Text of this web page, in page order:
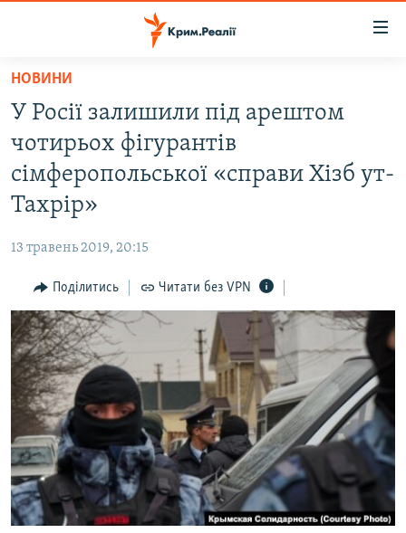
Перейти
основного
матеріалу
Перейти
до
основної
Перейти
пошуку
ВІДЕО ТА ФОТО
ПОЛІТИКА
ПОГЛЯД
ІНТЕРВ'Ю
ВСЕ ЗА ДЕНЬ
СПЕЦПРОЕКТИ
ДЕПОРТАЦІЯ
ВІДЕОУРОКИ «ELIFBE»
СВІДЧЕННЯ ОКУПАЦІЇ
УКРАЇНСЬКА ПРОБЛЕМА КРИМУ
ІНФОГРАФІКА
ЯК ОБІЙТИ БЛОКУВАННЯ
Русский
Qırımtatar
ДОЛУЧАЙСЯ!
НОВИНИ
У Росії залишили під арештом
чотирьох фігурантів
сімферопольської «справи Хізб ут-
Тахрір»
13 травень 2019, 20:15
Поділитись Читати без VPN